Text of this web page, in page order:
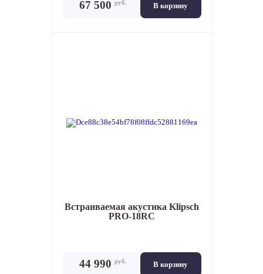
В корзину
67 500 руб.
Встраиваемая акустикаKlipsch
PRO-18RC
В корзину
44 990 руб.